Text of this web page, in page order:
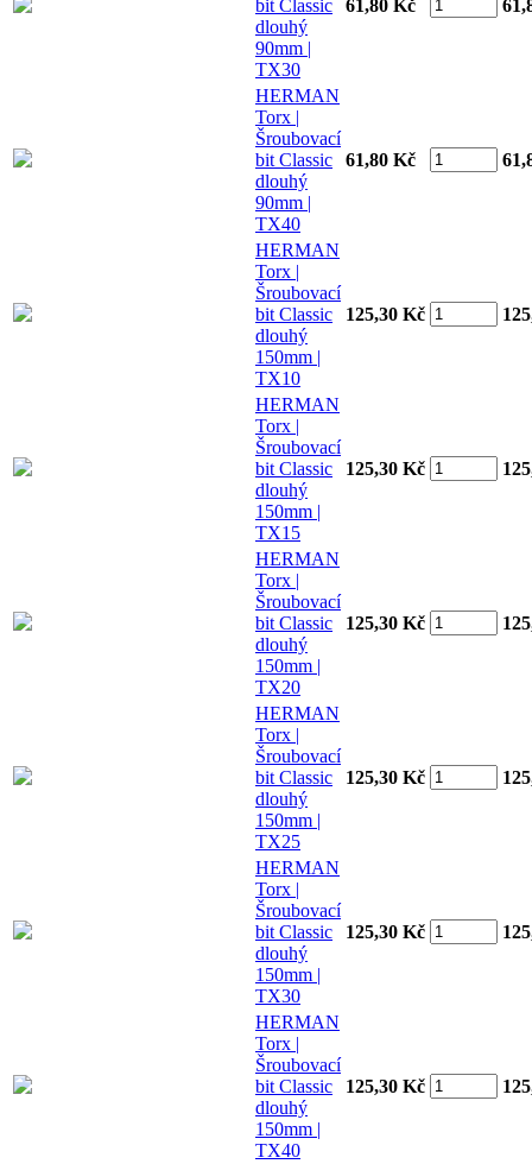
bit Classic
dlouhý
90mm |
TX30
61,80 Kč
HERMAN
Torx |
Šroubovací
bit Classic
dlouhý
90mm |
TX40
61,80 Kč
HERMAN
Torx |
Šroubovací
bit Classic
dlouhý
150mm |
TX10
125,30 Kč
HERMAN
Torx |
Šroubovací
bit Classic
dlouhý
150mm |
TX15
125,30 Kč
HERMAN
Torx |
Šroubovací
bit Classic
dlouhý
150mm |
TX20
125,30 Kč
HERMAN
Torx |
Šroubovací
bit Classic
dlouhý
150mm |
TX25
125,30 Kč
HERMAN
Torx |
Šroubovací
bit Classic
dlouhý
150mm |
TX30
125,30 Kč
HERMAN
Torx |
Šroubovací
bit Classic
dlouhý
150mm |
TX40
125,30 Kč